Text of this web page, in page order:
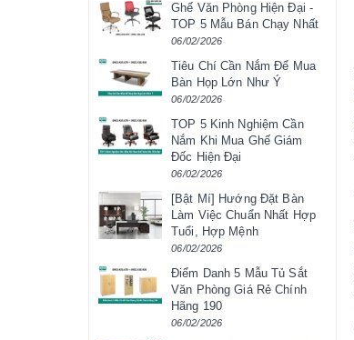
Ghế Văn Phòng Hiện Đại -
TOP 5 Mẫu Bán Chạy Nhất
06/02/2026
Tiêu Chí Cần Nắm Để Mua
Bàn Họp Lớn Như Ý
06/02/2026
TOP 5 Kinh Nghiệm Cần
Nắm Khi Mua Ghế Giám
Đốc Hiện Đại
06/02/2026
[Bật Mí] Hướng Đặt Bàn
Làm Việc Chuẩn Nhất Hợp
Tuổi, Hợp Mệnh
06/02/2026
Điểm Danh 5 Mẫu Tủ Sắt
Văn Phòng Giá Rẻ Chính
Hãng 190
06/02/2026